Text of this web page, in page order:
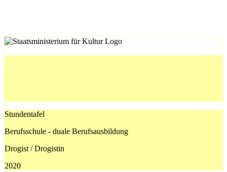
Stundentafel
Berufsschule - duale Berufsausbildung
Drogist / Drogistin
2020